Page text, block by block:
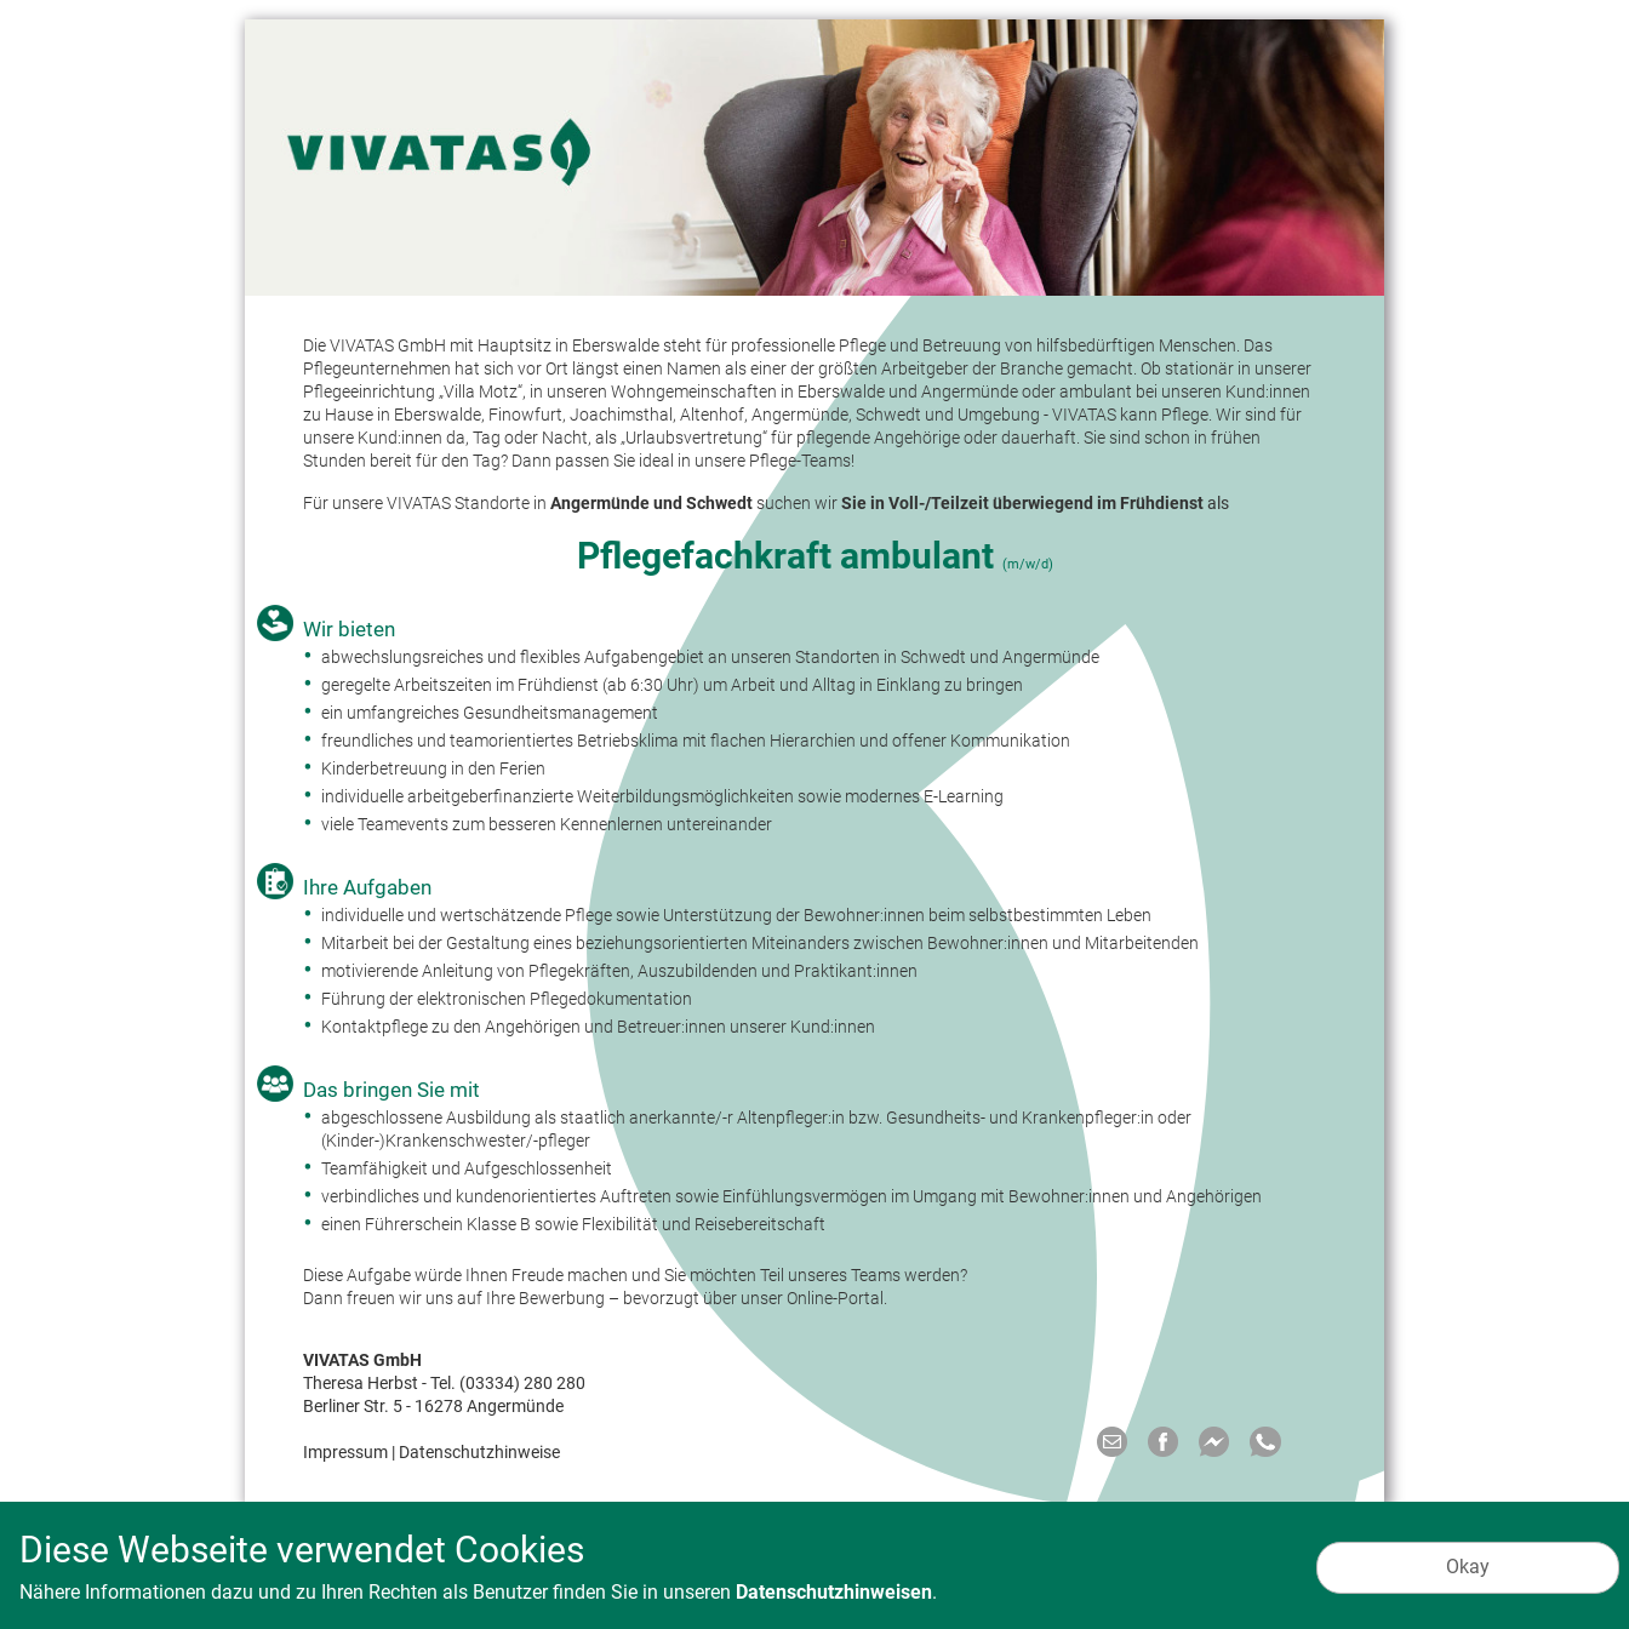
Die VIVATAS GmbH mit Hauptsitz in Eberswalde steht für professionelle Pflege und Betreuung von hilfsbedürftigen Menschen. Das
Pflegeunternehmen hat sich vor Ort längst einen Namen als einer der größten Arbeitgeber der Branche gemacht. Ob stationär in unserer
Pflegeeinrichtung „Villa Motz“, in unseren Wohngemeinschaften in Eberswalde und Angermünde oder ambulant bei unseren Kund:innen
zu Hause in Eberswalde, Finowfurt, Joachimsthal, Altenhof, Angermünde, Schwedt und Umgebung - VIVATAS kann Pflege. Wir sind für
unsere Kund:innen da, Tag oder Nacht, als „Urlaubsvertretung“ für pflegende Angehörige oder dauerhaft. Sie sind schon in frühen
Stunden bereit für den Tag? Dann passen Sie ideal in unsere Pflege-Teams!
Für unsere VIVATAS Standorte in Angermünde und Schwedtsuchen wirSie in Voll-/Teilzeit überwiegend im Frühdienstals
Pflegefachkraft ambulant (m/w/d)
Wir bieten
abwechslungsreiches und flexibles Aufgabengebiet an unseren Standorten in Schwedt und Angermünde
geregelte Arbeitszeiten im Frühdienst (ab 6:30 Uhr) um Arbeit und Alltag in Einklang zu bringen
ein umfangreiches Gesundheitsmanagement
freundliches und teamorientiertes Betriebsklima mit flachen Hierarchien und offener Kommunikation
Kinderbetreuung in den Ferien
individuelle arbeitgeberfinanzierte Weiterbildungsmöglichkeiten sowie modernes E-Learning
viele Teamevents zum besseren Kennenlernen untereinander
Ihre Aufgaben
individuelle und wertschätzende Pflege sowie Unterstützung der Bewohner:innen beim selbstbestimmten Leben
Mitarbeit bei der Gestaltung eines beziehungsorientierten Miteinanders zwischen Bewohner:innen und Mitarbeitenden
motivierende Anleitung von Pflegekräften, Auszubildenden und Praktikant:innen
Führung der elektronischen Pflegedokumentation
Kontaktpflege zu den Angehörigen und Betreuer:innen unserer Kund:innen
Das bringen Sie mit
abgeschlossene Ausbildung als staatlich anerkannte/-r Altenpfleger:in bzw. Gesundheits- und Krankenpfleger:in oder
(Kinder-)Krankenschwester/-pfleger
Teamfähigkeit und Aufgeschlossenheit
verbindliches und kundenorientiertes Auftreten sowie Einfühlungsvermögen im Umgang mit Bewohner:innen und Angehörigen
einen Führerschein Klasse B sowie Flexibilität und Reisebereitschaft
Diese Aufgabe würde Ihnen Freude machen und Sie möchten Teil unseres Teams werden?
Dann freuen wir uns auf Ihre Bewerbung – bevorzugt über unser Online-Portal.
VIVATAS GmbH
Theresa Herbst - Tel. (03334) 280 280
Berliner Str. 5 - 16278 Angermünde
Impressum | Datenschutzhinweise
Diese Webseite verwendet Cookies
Nähere Informationen dazu und zu Ihren Rechten als Benutzer finden Sie in unseren Datenschutzhinweisen.
Okay